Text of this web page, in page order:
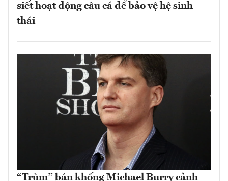
siết hoạt động câu cá để bảo vệ hệ sinh
thái
“Trùm” bán khống Michael Burry cảnh